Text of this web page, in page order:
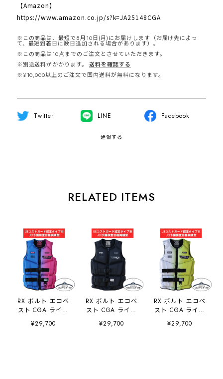
【Amazon】
https://www.amazon.co.jp/s?k=JA25148CGA
※この商品は、最短で8月10日(月)にお届けします（お届け先によっ
て、最短到着日に数日追加される場合があります）。
※この商品は10点までのご注文とさせていただきます。
※別途送料がかかります。
送料を確認する
※¥10,000以上のご注文で国内送料が無料になります。
Twitter LINE Facebook
通報する
RELATED ITEMS
RX ボルト エコベ
スト CGA ライフ
ジャケット フロン
トエントリー ブル
¥29,700
RX ボルト エコベ
スト CGA ライフ
ジャケット フロン
トエントリー ブラ
¥29,700
RX ボルト エコベ
スト CGA ライフ
ジャケット フロン
トエントリー イエ
¥29,700